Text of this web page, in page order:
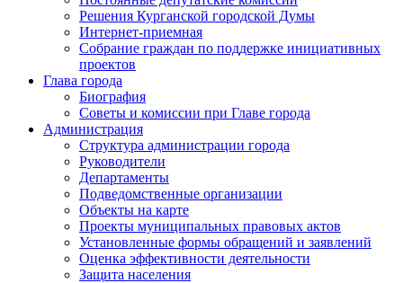
Решения Курганской городской Думы
Интернет-приемная
Собрание граждан по поддержке инициативных
проектов
Глава города
Биография
Советы и комиссии при Главе города
Администрация
Структура администрации города
Руководители
Департаменты
Подведомственные организации
Объекты на карте
Проекты муниципальных правовых актов
Установленные формы обращений и заявлений
Оценка эффективности деятельности
Защита населения